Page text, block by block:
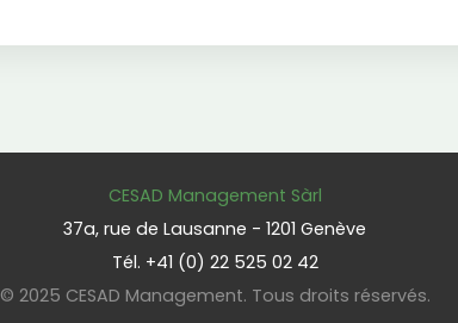
CESAD Management Sàrl
37a, rue de Lausanne - 1201 Genève
Tél. +41 (0) 22 525 02 42
© 2025 CESAD Management. Tous droits réservés.